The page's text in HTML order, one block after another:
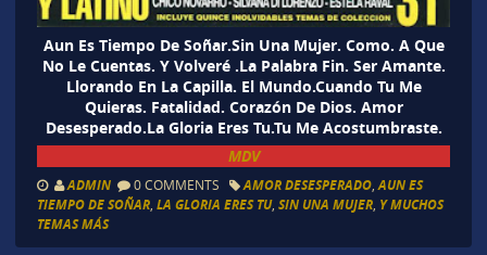
Aun Es Tiempo De Soñar.Sin Una Mujer. Como. A Que
No Le Cuentas. Y Volveré .La Palabra Fin. Ser Amante.
Llorando En La Capilla. El Mundo.Cuando Tu Me
Quieras. Fatalidad. Corazón De Dios. Amor
Desesperado.La Gloria Eres Tu.Tu Me Acostumbraste.
MDV
ADMIN 0 COMMENTS AMOR DESESPERADO, AUN ES
TIEMPO DE SOÑAR, LA GLORIA ERES TU, SIN UNA MUJER, Y MUCHOS
TEMAS MÁS